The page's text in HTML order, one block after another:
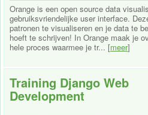
Orange is een open source data
gebruiksvriendelijke user interface.
patronen te visualiseren en je data te
hoeft te schrijven! In Orange maak je
hele proces waarmee je tr... [meer]
Training Django Web
Development